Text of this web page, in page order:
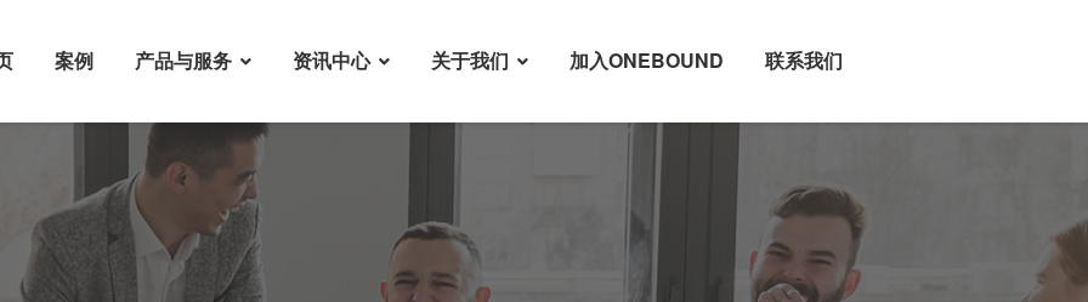
案例 产品与服务 资讯中心 关于我们 加入ONEBOUND 联系我们